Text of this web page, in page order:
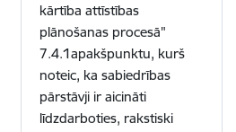
kārtība attīstības
plānošanas procesā"
7.4.1apakšpunktu, kurš
noteic, ka sabiedrības
pārstāvji ir aicināti
līdzdarboties, rakstiski